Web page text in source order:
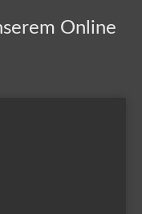
Online